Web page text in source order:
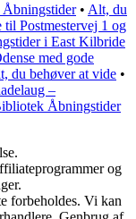
Åbningstider• Alt, du
til Postmestervej 1 og
i East Kilbride
med gode
du behøver at vide •
–
Åbningstider
og
forbeholdes. Vi kan